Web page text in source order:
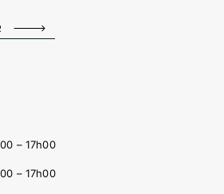
– 17h00
– 17h00